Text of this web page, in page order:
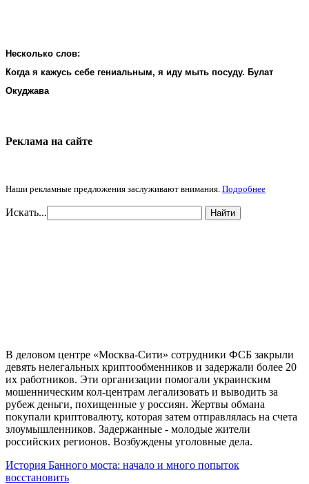
Несколько слов:
Когда я кажусь себе гениальным, я иду мыть посуду. Булат
Окуджава
Реклама на cайте
Наши рекламные предложения заслуживают внимания. Подробнее
Искать... Найти
В деловом центре «Москва-Сити» сотрудники ФСБ закрыли
девять нелегальных криптообменников и задержали более 20
их работников. Эти организации помогали украинским
мошенническим кол-центрам легализовать и выводить за
рубеж деньги, похищенные у россиян. Жертвы обмана
покупали криптовалюту, которая затем отправлялась на счета
злоумышленников. Задержанные - молодые жители
российских регионов. Возбуждены уголовные дела.
История Банного моста: начало и много попыток
восстановить